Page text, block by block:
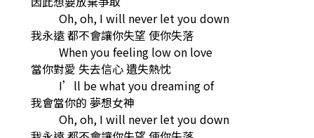
Oh, oh, I will never let you down
我永遠 都不會讓你失望 使你失落
When you feeling low on love
當你對愛 失去信心 遺失熱忱
I’ll be what you dreaming of
我會當你的 夢想女神
Oh, oh, I will never let you down